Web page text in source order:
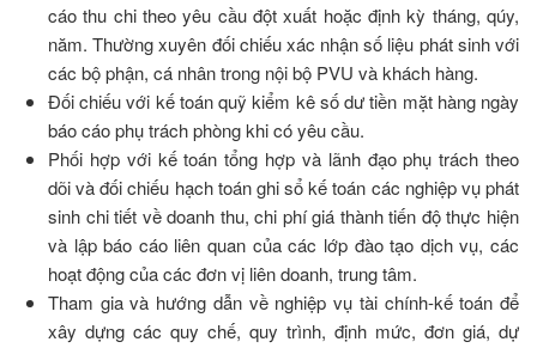
cáo thu chi theo yêu cầu đột xuất hoặc định kỳ tháng, qúy,
năm. Thường xuyên đối chiếu xác nhận số liệu phát sinh với
các bộ phận, cá nhân trong nội bộ PVU và khách hàng.
Đối chiếu với kế toán quỹ kiểm kê số dư tiền mặt hàng ngày
báo cáo phụ trách phòng khi có yêu cầu.
Phối hợp với kế toán tổng hợp và lãnh đạo phụ trách theo
dõi và đối chiếu hạch toán ghi sổ kế toán các nghiệp vụ phát
sinh chi tiết về doanh thu, chi phí giá thành tiến độ thực hiện
và lập báo cáo liên quan của các lớp đào tạo dịch vụ, các
hoạt động của các đơn vị liên doanh, trung tâm.
Tham gia và hướng dẫn về nghiệp vụ tài chính-kế toán để
xây dựng các quy chế, quy trình, định mức, đơn giá, dự